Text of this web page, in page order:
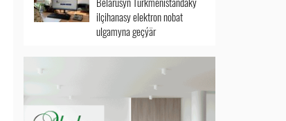
ilçihanasy elektron nobat
ulgamyna geçýär